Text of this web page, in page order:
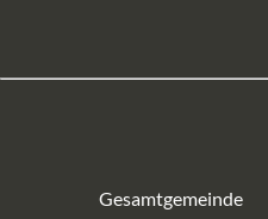
Gesamtgemeinde